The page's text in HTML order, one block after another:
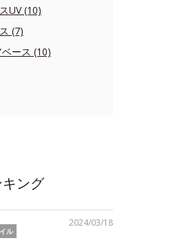
UV (10)
(7)
ース (10)
ング
2024/03/18
ル